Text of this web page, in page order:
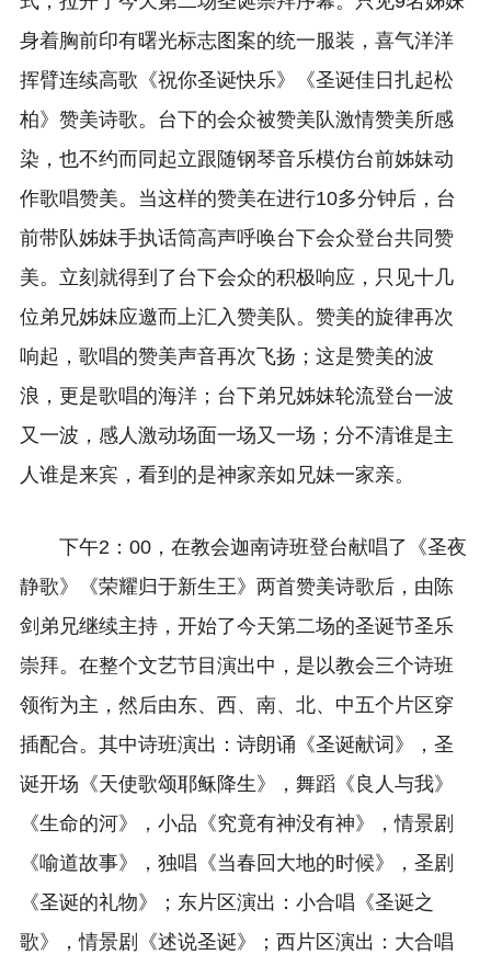
身着胸前印有曙光标志图案的统一服装，喜气洋洋
挥臂连续高歌《祝你圣诞快乐》《圣诞佳日扎起松
柏》赞美诗歌。台下的会众被赞美队激情赞美所感
染，也不约而同起立跟随钢琴音乐模仿台前姊妹动
作歌唱赞美。当这样的赞美在进行10多分钟后，台
前带队姊妹手执话筒高声呼唤台下会众登台共同赞
美。立刻就得到了台下会众的积极响应，只见十几
位弟兄姊妹应邀而上汇入赞美队。赞美的旋律再次
响起，歌唱的赞美声音再次飞扬；这是赞美的波
浪，更是歌唱的海洋；台下弟兄姊妹轮流登台一波
又一波，感人激动场面一场又一场；分不清谁是主
人谁是来宾，看到的是神家亲如兄妹一家亲。
下午2：00，在教会迦南诗班登台献唱了《圣夜
静歌》《荣耀归于新生王》两首赞美诗歌后，由陈
剑弟兄继续主持，开始了今天第二场的圣诞节圣乐
崇拜。在整个文艺节目演出中，是以教会三个诗班
领衔为主，然后由东、西、南、北、中五个片区穿
插配合。其中诗班演出：诗朗诵《圣诞献词》，圣
诞开场《天使歌颂耶稣降生》，舞蹈《良人与我》
《生命的河》，小品《究竟有神没有神》，情景剧
《喻道故事》，独唱《当春回大地的时候》，圣剧
《圣诞的礼物》；东片区演出：小合唱《圣诞之
歌》，情景剧《述说圣诞》；西片区演出：大合唱